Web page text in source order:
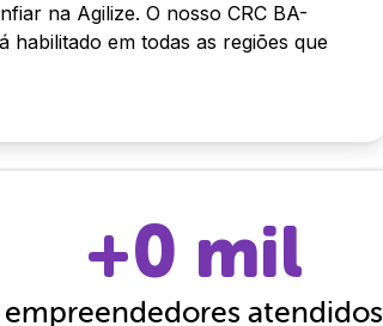
na Agilize. O nosso CRC BA-
habilitado em todas as regiões que
+0 mil
empreendedores atendidos